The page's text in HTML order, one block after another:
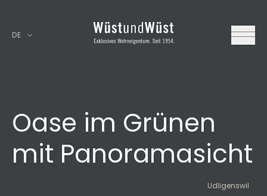
DE
Oase im Grünen
mit Panoramasicht
Udligenswil